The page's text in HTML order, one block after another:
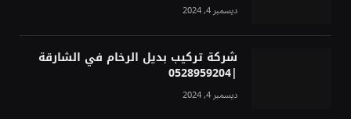
ديسمبر 4, 2024
شركة تركيب بديل الرخام في الشارقة
|0528959204
ديسمبر 4, 2024